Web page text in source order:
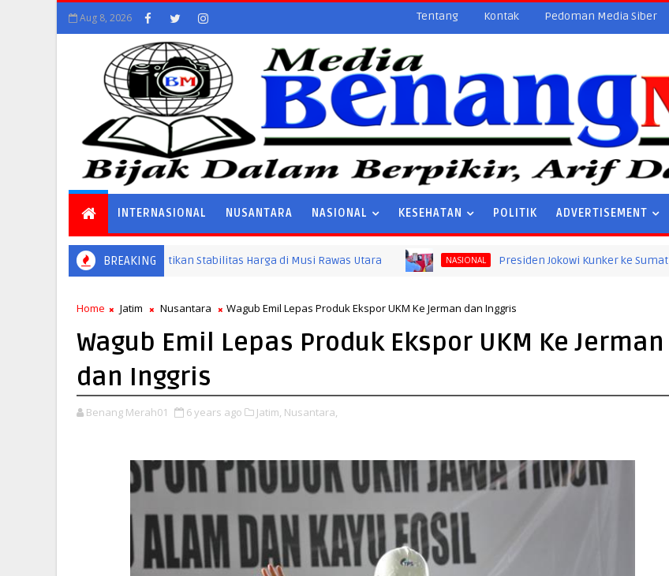
Aug 8, 2026 Tentang Kontak Pedoman Media Siber
INTERNASIONAL NUSANTARA NASIONAL KESEHATAN POLITIK ADVERTISEMENT
BREAKING
Agung, Jokowi Pastikan Stabilitas Harga di Musi Rawas Utara NASIONAL Presiden Jokowi Kunker ke Sumatra Selatan
Home Jatim Nusantara Wagub Emil Lepas Produk Ekspor UKM Ke Jerman dan Inggris
Wagub Emil Lepas Produk Ekspor UKM Ke Jerman
dan Inggris
Benang Merah01 6 years ago Jatim, Nusantara,